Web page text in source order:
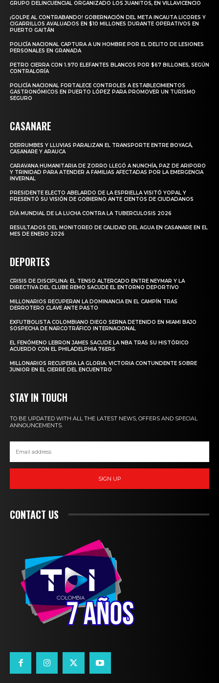
GRUPO DELINCUENCIAL ORGANIZADO LOS JUANITOS, EN VILLAVICENCIO
¡GOLPE AL CONTRABANDO! GOBERNACIÓN DEL META INCAUTA LICORES Y
CIGARRILLOS AVALUADOS EN $10 MILLONES DURANTE OPERATIVOS EN
PUERTO GAITÁN
POLICÍA NACIONAL CAPTURA A UN HOMBRE POR EL DELITO DE LESIONES
PERSONALES EN GRANADA
PETRO CIERRA CON 1.970 ELEFANTES BLANCOS POR $67 BILLONES, SEGÚN
CONTRALORÍA
POLICÍA NACIONAL FORTALECE CONTROLES A ESTABLECIMIENTOS
GASTRONÓMICOS EN PUERTO LÓPEZ PARA PROMOVER UN TURISMO
SEGURO
CASANARE
DERRUMBES Y LLUVIAS PARALIZAN EL TRANSPORTE ENTRE BOYACÁ,
CASANARE Y ARAUCA
CARAVANA HUMANITARIA DE ZORRO LLEGÓ A NUNCHÍA, PAZ DE ARIPORO
Y TRINIDAD PARA ATENDER A FAMILIAS AFECTADAS POR LA EMERGENCIA
INVERNAL
PRESIDENTE ELECTO ABELARDO DE LA ESPRIELLA VISITÓ YOPAL Y
PRESENTÓ SU VISIÓN DE GOBIERNO ANTE CIENTOS DE CIUDADANOS
DÍA MUNDIAL DE LA LUCHA CONTRA LA TUBERCULOSIS 2026
RESULTADOS DEL MONITOREO DE CALIDAD DEL AGUA EN CASANARE EN EL
MES DE ENERO 2026
DEPORTES
CRISIS DE DISCIPLINA: EL TENSO ALTERCADO ENTRE NEYMAR Y LA
DIRECTIVA DEL CLUBE REMO SACUDE EL ENTORNO DEPORTIVO
MILLONARIOS RECUPERAN LA DOMINANCIA EN EL CAMPÍN TRAS
DERROTERO CLAVE ANTE PASTO
EXFUTBOLISTA COLOMBIANO DIEGO SERNA DETENIDO EN MIAMI BAJO
SOSPECHA DE NARCOTRÁFICO INTERNACIONAL
EL FENÓMENO LEBRON JAMES SACUDE LA NBA TRAS SU HISTÓRICO
ACUERDO CON EL PHILADELPHIA 76ERS
MILLONARIOS RECUPERA LA GLORIA: VICTORIA CONTUNDENTE SOBRE
JUNIOR EN EL CIERRE DEL ENCUENTRO
STAY IN TOUCH
TO BE UPDATED WITH ALL THE LATEST NEWS, OFFERS AND SPECIAL
ANNOUNCEMENTS.
SIGN UP
CONTACT US